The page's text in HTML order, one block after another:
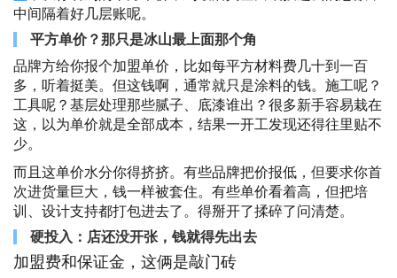
中间隔着好几层账呢。
平方单价？那只是冰山最上面那个角
品牌方给你报个加盟单价，比如每平方材料费几十到一百
多，听着挺美。但这钱啊，通常就只是涂料的钱。施工呢？
工具呢？基层处理那些腻子、底漆谁出？很多新手容易栽在
这，以为单价就是全部成本，结果一开工发现还得往里贴不
少。
而且这单价水分你得挤挤。有些品牌把价报低，但要求你首
次进货量巨大，钱一样被套住。有些单价看着高，但把培
训、设计支持都打包进去了。得掰开了揉碎了问清楚。
硬投入：店还没开张，钱就得先出去
加盟费和保证金，这俩是敲门砖